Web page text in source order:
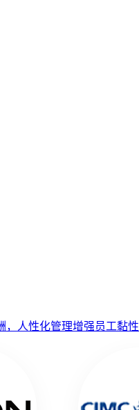
，人性化管理增强员工黏性